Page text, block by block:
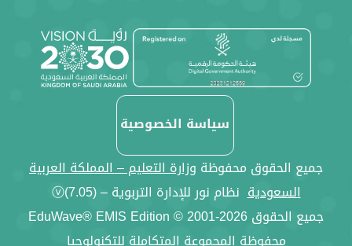
سياسة الخصوصية
جميع الحقوق محفوظة وزارة التعليم – المملكة العربية
السعوديةنظام نور للإدارة التربوية – ⓥ(7.05)
EduWave® EMIS Edition © 2001-2026 جميع الحقوق
محفوظة المجموعة المتكاملة للتكنولوجيا